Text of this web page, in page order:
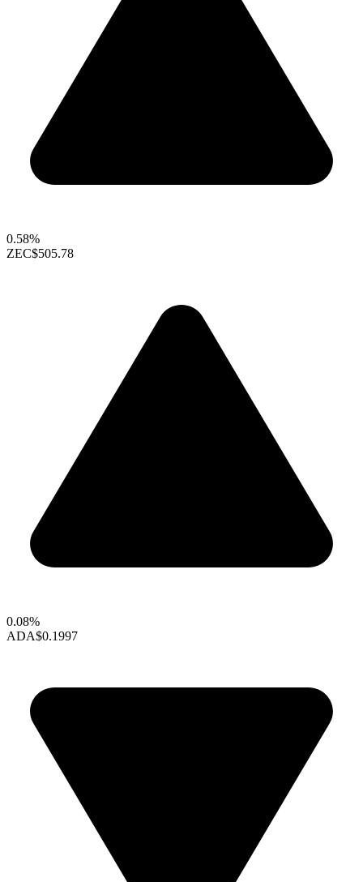
0.58%
ZEC$505.78
0.08%
ADA$0.1997